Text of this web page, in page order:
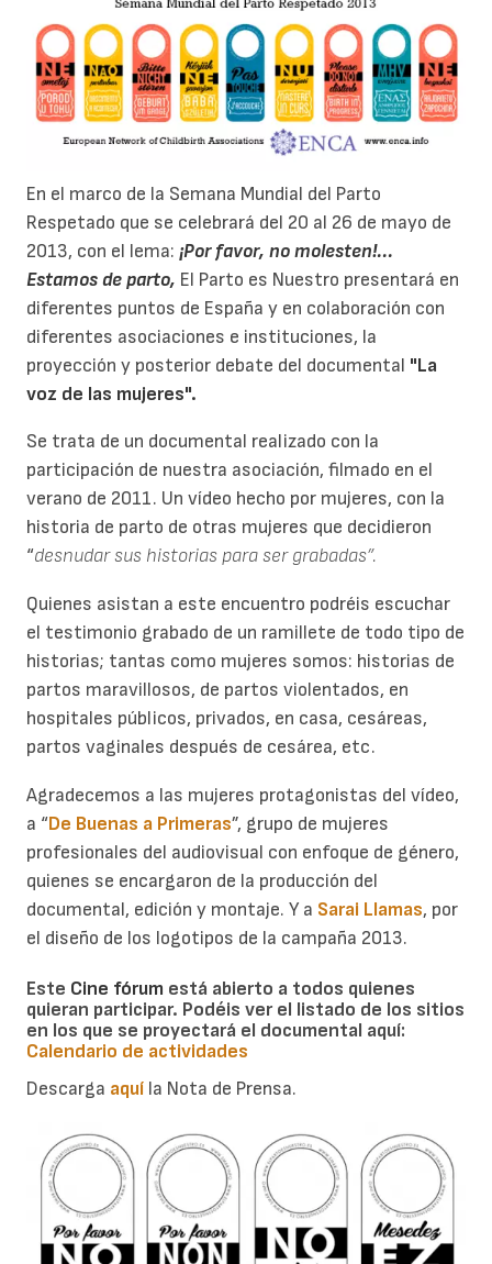
En el marco de la Semana Mundial del Parto
Respetado que se celebrará del 20 al 26 de mayo de
2013, con el lema: ¡Por favor, no molesten!...
Estamos de parto, El Parto es Nuestro presentará en
diferentes puntos de España y en colaboración con
diferentes asociaciones e instituciones, la
proyección y posterior debate del documental "La
voz de las mujeres".
Se trata de un documental realizado con la
participación de nuestra asociación, filmado en el
verano de 2011. Un vídeo hecho por mujeres, con la
historia de parto de otras mujeres que decidieron
“desnudar sus historias para ser grabadas”.
Quienes asistan a este encuentro podréis escuchar
el testimonio grabado de un ramillete de todo tipo de
historias; tantas como mujeres somos: historias de
partos maravillosos, de partos violentados, en
hospitales públicos, privados, en casa, cesáreas,
partos vaginales después de cesárea, etc.
Agradecemos a las mujeres protagonistas del vídeo,
a “De Buenas a Primeras”, grupo de mujeres
profesionales del audiovisual con enfoque de género,
quienes se encargaron de la producción del
documental, edición y montaje. Y a Sarai Llamas, por
el diseño de los logotipos de la campaña 2013.
Este Cine fórum está abierto a todos quienes
quieran participar. Podéis ver el listado de los sitios
en los que se proyectará el documental aquí:
Calendario de actividades
Descarga aquí la Nota de Prensa.